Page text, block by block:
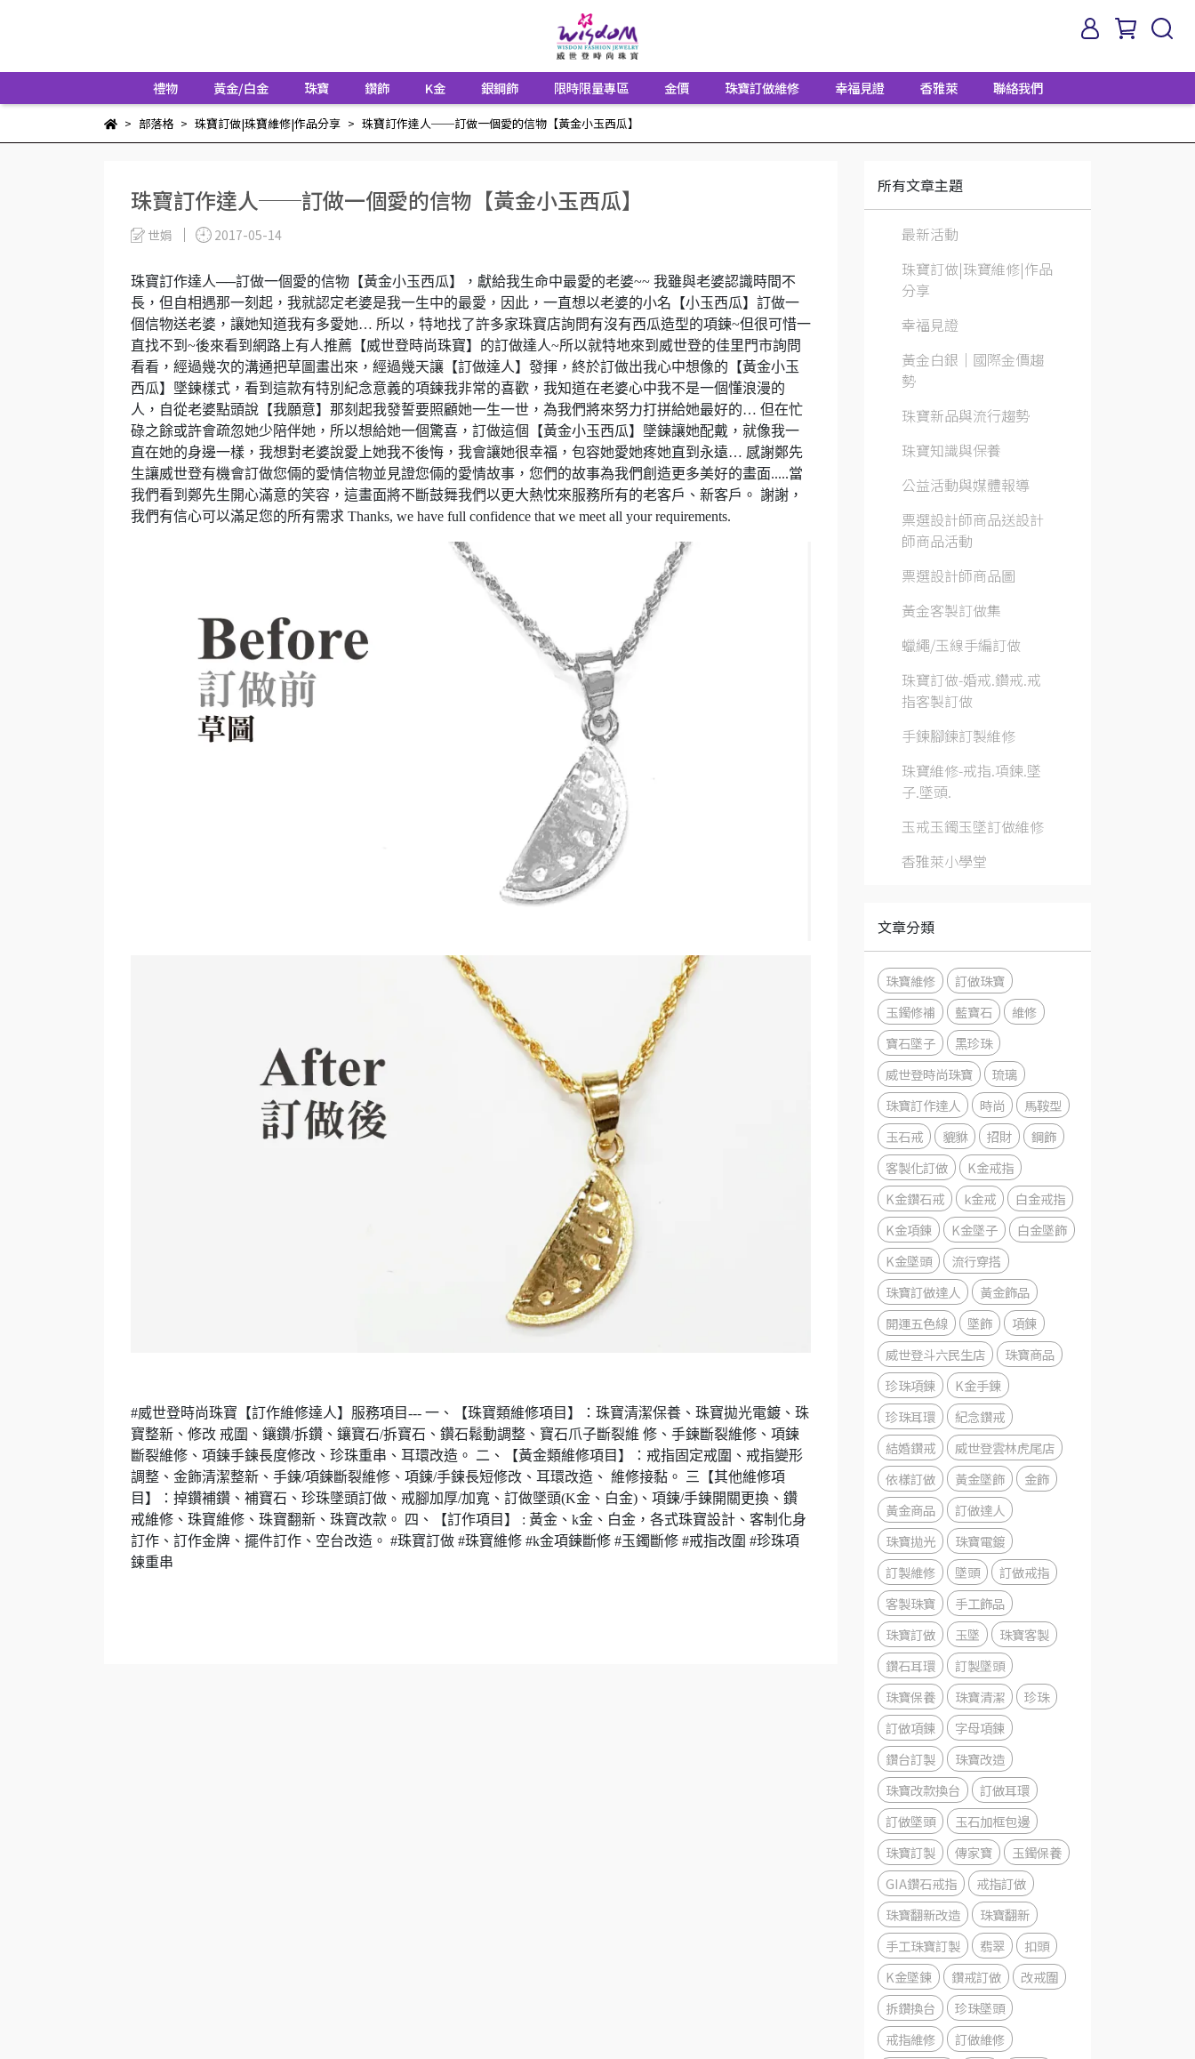
禮物 黃金/白金 珠寶 鑽飾 K金 銀鋼飾 限時限量專區 金價 珠寶訂做維修 幸福見證 香雅萊 聯絡我們
部落格 珠寶訂做|珠寶維修|作品分享 珠寶訂作達人──訂做一個愛的信物【黃金小玉西瓜】
珠寶訂作達人──訂做一個愛的信物【黃金小玉西瓜】
世娟 2017-05-14
珠寶訂作達人──訂做一個愛的信物【黃金小玉西瓜】，獻給我生命中最愛的老婆~~ 我雖與老婆認識時間不
長，但自相遇那一刻起，我就認定老婆是我一生中的最愛，因此，一直想以老婆的小名【小玉西瓜】訂做一
個信物送老婆，讓她知道我有多愛她… 所以，特地找了許多家珠寶店詢問有沒有西瓜造型的項鍊~但很可惜一
直找不到~後來看到網路上有人推薦【威世登時尚珠寶】的訂做達人~所以就特地來到威世登的佳里門市詢問
看看，經過幾次的溝通把草圖畫出來，經過幾天讓【訂做達人】發揮，終於訂做出我心中想像的【黃金小玉
西瓜】墜鍊樣式，看到這款有特別紀念意義的項鍊我非常的喜歡，我知道在老婆心中我不是一個懂浪漫的
人，自從老婆點頭說【我願意】那刻起我發誓要照顧她一生一世，為我們將來努力打拼給她最好的… 但在忙
碌之餘或許會疏忽她少陪伴她，所以想給她一個驚喜，訂做這個【黃金小玉西瓜】墜鍊讓她配戴，就像我一
直在她的身邊一樣，我想對老婆說愛上她我不後悔，我會讓她很幸福，包容她愛她疼她直到永遠… 感謝鄭先
生讓威世登有機會訂做您倆的愛情信物並見證您倆的愛情故事，您們的故事為我們創造更多美好的畫面.....當
我們看到鄭先生開心滿意的笑容，這畫面將不斷鼓舞我們以更大熱忱來服務所有的老客戶、新客戶。 謝謝，
我們有信心可以滿足您的所有需求 Thanks, we have full confidence that we meet all your requirements.
#威世登時尚珠寶【訂作維修達人】服務項目--- 一、【珠寶類維修項目】：珠寶清潔保養、珠寶拋光電鍍、珠
寶整新、修改 戒圍、鑲鑽/拆鑽、鑲寶石/拆寶石、鑽石鬆動調整、寶石爪子斷裂維 修、手鍊斷裂維修、項鍊
斷裂維修、項鍊手鍊長度修改、珍珠重串、耳環改造。 二、【黃金類維修項目】：戒指固定戒圍、戒指變形
調整、金飾清潔整新、手鍊/項鍊斷裂維修、項鍊/手鍊長短修改、耳環改造、 維修接黏。 三【其他維修項
目】：掉鑽補鑽、補寶石、珍珠墜頭訂做、戒腳加厚/加寬、訂做墜頭(K金、白金)、項鍊/手鍊開關更換、鑽
戒維修、珠寶維修、珠寶翻新、珠寶改款。 四、【訂作項目】 : 黃金、k金、白金，各式珠寶設計、客制化身
訂作、訂作金牌、擺件訂作、空台改造。 #珠寶訂做 #珠寶維修 #k金項鍊斷修 #玉鐲斷修 #戒指改圍 #珍珠項
鍊重串
所有文章主題
最新活動
珠寶訂做|珠寶維修|作品
分享
幸福見證
黃金白銀│國際金價趨
勢
珠寶新品與流行趨勢
珠寶知識與保養
公益活動與媒體報導
票選設計師商品送設計
師商品活動
票選設計師商品圖
黃金客製訂做集
蠟繩/玉線手編訂做
珠寶訂做-婚戒.鑽戒.戒
指客製訂做
手鍊腳鍊訂製維修
珠寶維修-戒指.項鍊.墜
子.墜頭.
玉戒玉鐲玉墜訂做維修
香雅萊小學堂
文章分類
珠寶維修
訂做珠寶
玉鐲修補
藍寶石
維修
寶石墜子
黑珍珠
威世登時尚珠寶
琉璃
珠寶訂作達人
時尚
馬鞍型
玉石戒
貔貅 招財
鋼飾
客製化訂做
K金戒指
K金鑽石戒
k金戒
白金戒指
K金項鍊
K金墜子
白金墜飾
K金墜頭
流行穿搭
珠寶訂做達人
黃金飾品
開運五色線
墜飾
項鍊
威世登斗六民生店
珠寶商品
珍珠項鍊
K金手鍊
珍珠耳環
紀念鑽戒
結婚鑽戒
威世登雲林虎尾店
依樣訂做
黃金墜飾
金飾
黃金商品
訂做達人
珠寶拋光
珠寶電鍍
訂製維修
墜頭
訂做戒指
客製珠寶
手工飾品
珠寶訂做
玉墜
珠寶客製
鑽石耳環
訂製墜頭
珠寶保養
珠寶清潔
珍珠
訂做項鍊
字母項鍊
鑽台訂製
珠寶改造
珠寶改款換台
訂做耳環
訂做墜頭
玉石加框包邊
珠寶訂製
傳家寶
玉鐲保養
GIA鑽石戒指
戒指訂做
珠寶翻新改造
珠寶翻新
手工珠寶訂製
翡翠
扣頭
K金墜鍊
鑽戒訂做
改戒圍
拆鑽換台
珍珠墜頭
戒指維修
訂做維修